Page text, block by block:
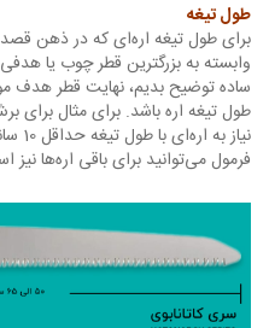
طول تیغه
برای طول تیغه‌ اره‌ای که در ذهن قصد
وابسته به بزرگترین قطر چوب یا
فرمول می‌توانید برای باقی اره‌ها نیز